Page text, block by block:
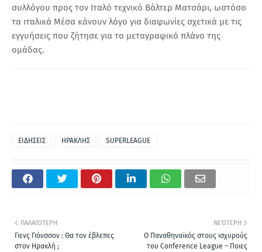
συλλόγου προς τον Ιταλό τεχνικό Βάλτερ Ματσάρι, ωστόσο
τα ιταλικά Μέσα κάνουν λόγο για διαφωνίες σχετικά με τις
εγγυήσεις που ζήτησε για το μεταγραφικό πλάνο της
ομάδας.
ΕΙΔΗΣΕΙΣ ΗΡΑΚΛΗΣ SUPERLEAGUE
ΝΕΌΤΕΡΗ
Ο Παναθηναϊκός στους ισχυρούς
του Conference League – Ποιες
ΠΑΛΑΙΌΤΕΡΗ
Γιενς Γιόνσσον : Θα τον έβλεπες
στον Ηρακλή ;